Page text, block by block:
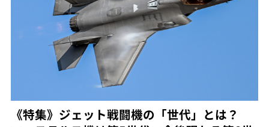
《特集》ジェット戦闘機の「世代」とは？